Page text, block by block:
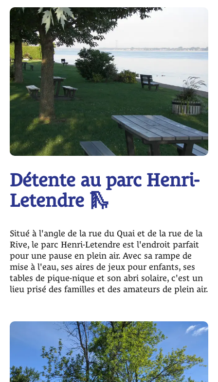
Détente au parc Henri-
Letendre 🛝
Situé à l'angle de la rue du Quai et de la rue de la
Rive, le parc Henri-Letendre est l'endroit parfait
pour une pause en plein air. Avec sa rampe de
mise à l'eau, ses aires de jeux pour enfants, ses
tables de pique-nique et son abri solaire, c'est un
lieu prisé des familles et des amateurs de plein air.